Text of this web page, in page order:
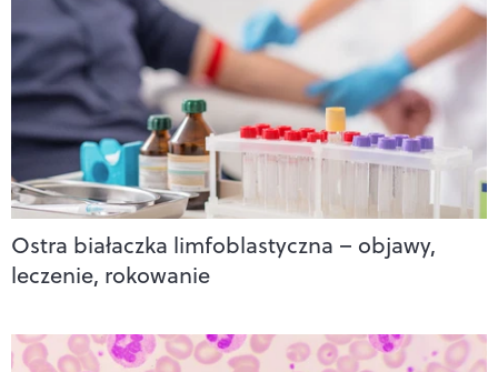
Ostra białaczka limfoblastyczna – objawy,
leczenie, rokowanie